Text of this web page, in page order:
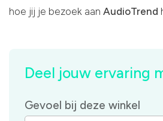
hoe jij je bezoek aan AudioTrend
Deel jouw ervaring
Gevoel bij deze winkel